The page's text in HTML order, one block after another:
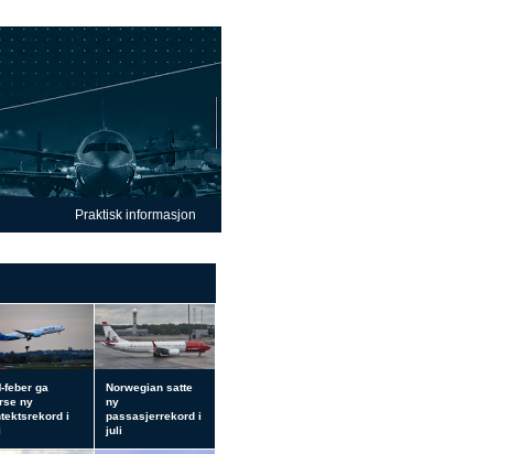
Praktisk informasjon
feber ga
ny
i
Norwegian satte
ny
passasjerrekord i
juli